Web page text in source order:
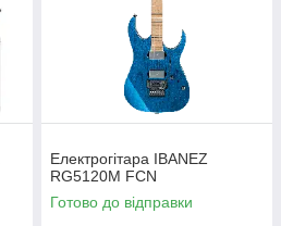
Електрогітара IBANEZ
RG5120M FCN
Готово до відправки